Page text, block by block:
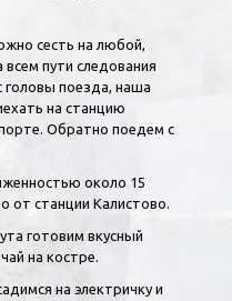
сесть на любой,
всем пути следования
головы поезда, наша
на станцию
Обратно поедем с
около 15
от станции Калистово.
готовим вкусный
на костре.
на электричку и